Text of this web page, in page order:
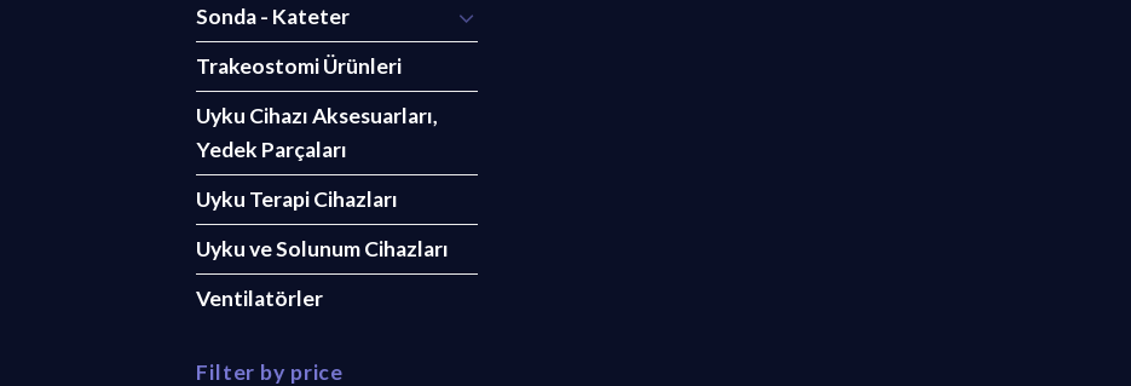
Sonda - Kateter
Trakeostomi Ürünleri
Uyku Cihazı Aksesuarları,
Yedek Parçaları
Uyku Terapi Cihazları
Uyku ve Solunum Cihazları
Ventilatörler
Filter by price